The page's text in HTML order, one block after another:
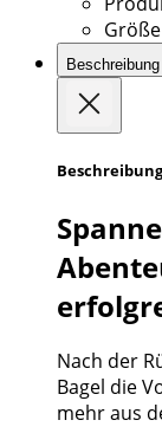
Größe
Beschreibung
Beschreibung
Nach der
Bagel die
mehr aus